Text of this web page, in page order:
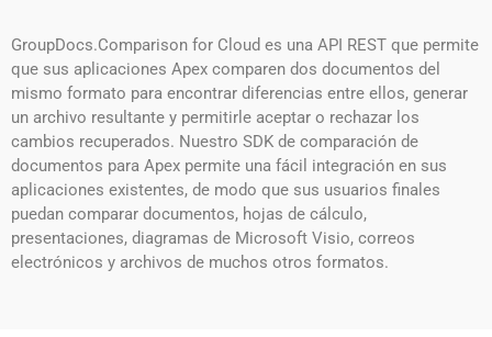
GroupDocs.Comparison for Cloud es una API REST que permite
que sus aplicaciones Apex comparen dos documentos del
mismo formato para encontrar diferencias entre ellos, generar
un archivo resultante y permitirle aceptar o rechazar los
cambios recuperados. Nuestro SDK de comparación de
documentos para Apex permite una fácil integración en sus
aplicaciones existentes, de modo que sus usuarios finales
puedan comparar documentos, hojas de cálculo,
presentaciones, diagramas de Microsoft Visio, correos
electrónicos y archivos de muchos otros formatos.